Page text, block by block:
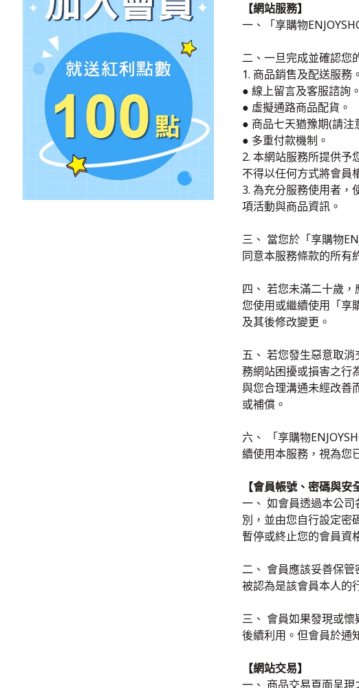
【網站服務】
一、「享購物
二、一旦完成並確認您
1. 商品銷售及配送服務
● 線上留言及客服諮詢。
● 虛擬通路商品配貨。
● 商品七天猶豫期(請注
● 多重付款機制。
2. 本網站服務所提供予
不得以任何方式將會員
3. 為充分服務使用者
項活動與商品資訊。
三、 當您於「享購物
同意本服務條款的所有
四、 若您未滿二十歲
您使用或繼續使用「享
及其後修改變更。
五、 若您發生惡意取
務網站困擾或損害之行
與您合理溝通未經改善
或補償。
六、 「享購物
續使用本服務，視為您
【會員帳號、密碼與安
一、 如會員透過本公
別，並由您自行設定密
暫停或終止您的會員資
二、 會員應該妥善保
被認為是該會員本人的
三、 會員如果發現或
後續利用。但會員於通
【網站交易】
一、 商品交易頁面呈